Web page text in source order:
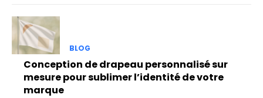
BLOG
Conception de drapeau personnalisé sur
mesure pour sublimer l’identité de votre
marque